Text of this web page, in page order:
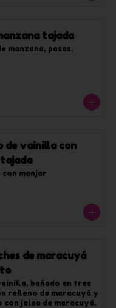
tajada
manzana, pasas.
de vainilla con
con manjar
de maracuyá
bañado en tres
relleno de maracuyá y
con jalea de maracuyá.